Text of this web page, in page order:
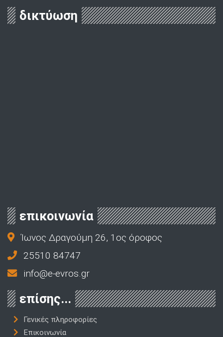
δικτύωση
επικοινωνία
Ίωνος Δραγούμη 26, 1ος όροφος
25510 84747
info@e-evros.gr
επίσης...
Γενικές πληροφορίες
Επικοινωνία